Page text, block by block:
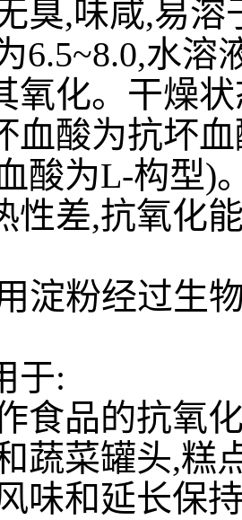
臭,味咸,易溶
6.5~8.0,水
氧化。干燥
血酸为抗坏
酸为L-构型)
性差,抗氧化
淀粉经过生
于:
食品的抗氧
蔬菜罐头,糕
味和延长保